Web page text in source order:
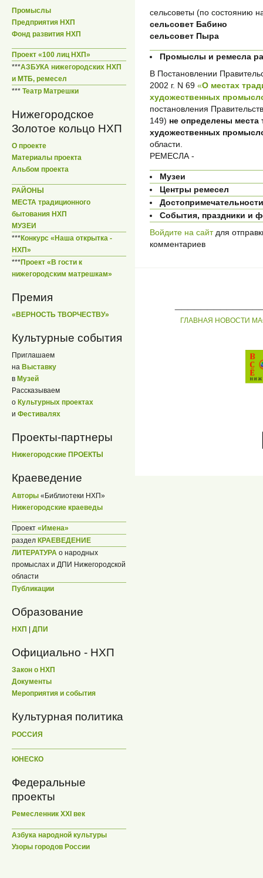
Промыслы
Предприятия НХП
Фонд развития НХП
Проект «100 лиц НХП»
***АЗБУКА нижегородских НХП
и МТБ, ремесел
*** Театр Матрешки
Нижегородское
Золотое кольцо НХП
О проекте
Материалы проекта
Альбом проекта
РАЙОНЫ
МЕСТА традиционного
бытования НХП
МУЗЕИ
***Конкурс «Наша открытка -
НХП»
***Проект «В гости к
нижегородским матрешкам»
Премия
«ВЕРНОСТЬ ТВОРЧЕСТВУ»
Культурные события
Приглашаем
на Выставку
в Музей
Рассказываем
о Культурных проектах
и Фестивалях
Проекты-партнеры
Нижегородские ПРОЕКТЫ
Краеведение
Авторы «Библиотеки НХП»
Нижегородские краеведы
Проект «Имена»
раздел КРАЕВЕДЕНИЕ
ЛИТЕРАТУРА о народных
промыслах и ДПИ Нижегородской
области
Публикации
Образование
НХП ДПИ
Официально - НХП
Закон о НХП
Документы
Мероприятия и события
Культурная политика
РОССИЯ
ЮНЕСКО
Федеральные
проекты
Ремесленник XXI век
Азбука народной культуры
Узоры городов России
сельсоветы (по состоянию
сельсовет Бабино
сельсовет Пыра
Промыслы и ремесла
В Постановлении
2002 г. N 69 «О местах
художественных
постановления
149) не определены
художественных
области.
РЕМЕСЛА -
Музеи
Центры ремесел
Достопримечательности
События, праздники и
Войдите на сайтдля
комментариев
ГЛАВНАЯ НОВОСТИ